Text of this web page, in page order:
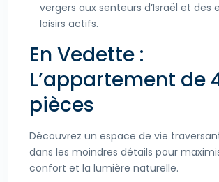
vergers aux senteurs d’Israël et des
loisirs actifs.
En Vedette :
L’appartement de
pièces
Découvrez un espace de vie
dans les moindres détails pour
confort et la lumière naturelle.